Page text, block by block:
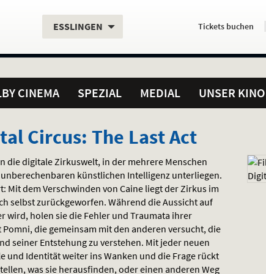
Aktueller
ESSLINGEN Servicefunktionen
Aktuelles
HierTickets buchen .
CINEMA SPEZIAL MEDIAL UNSER KINO
Circus: The Last Act
die digitale Zirkuswelt, in der mehrere Menschen
künstlichen Intelligenz unterliegen.
Mit dem Verschwinden von Caine liegt der Zirkus im
selbst zurückgeworfen. Während die Aussicht auf
wird, holen sie die Fehler und Traumata ihrer
die gemeinsam mit den anderen versucht, die
seiner Entstehung zu verstehen. Mit jeder neuen
und Identität weiter ins Wanken und die Frage rückt
was sie herausfinden, oder einen anderen Weg